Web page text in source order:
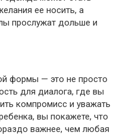
ее носить, а
прослужат дольше и
формы — это не просто
для диалога, где вы
компромисс и уважать
вы покажете, что
важнее, чем любая